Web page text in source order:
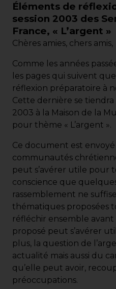
Éléments de
session 2003 des
France, « L’argent »
Chères amies, chers amis,
Comme les années
les pages qui suivent
réflexion préparatoire à
Cette dernière se tiendra
2003 à la Maison de la
pour thème « L’argent ».
Ce document est
communautés
peut s’avérer utile pour
conscience que
rassemblement ne
thématiques proposées
réfléchir ensemble avant
proposé peut s’avérer
plus, la question de
actualité mais aussi du
qu’elle peut avoir,
préoccupations.